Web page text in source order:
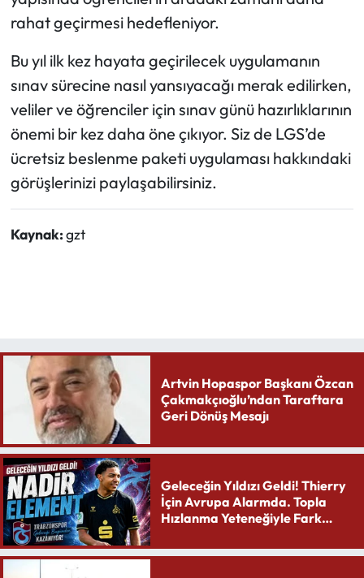
rahat geçirmesi hedefleniyor.
Bu yıl ilk kez hayata geçirilecek uygulamanın
sınav sürecine nasıl yansıyacağı merak edilirken,
veliler ve öğrenciler için sınav günü hazırlıklarının
önemi bir kez daha öne çıkıyor. Siz de LGS’de
ücretsiz beslenme paketi uygulaması hakkındaki
görüşlerinizi paylaşabilirsiniz.
Kaynak:gzt
Artvin Hopaspor Başkanı Özcan
Çakmakçıoğlu’ndan Taraftara
Geri Dönüş Mesajı
Geleceğin Yıldızı Geldi! Thierry
İçin Avrupa Alarmda. Topla
Hızlanma Yeteneğiyle Fark